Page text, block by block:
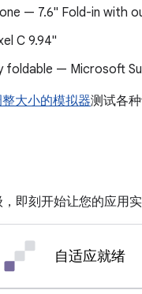
— 7.6" Fold-in with
C 9.94"
foldable — Microsoft
大小的模拟器测试各种
即刻开始让您的应用实
自适应就绪